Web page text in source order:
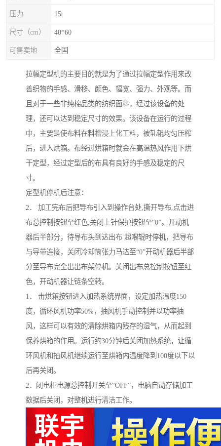
压力 15t
尺寸（cm） 40*60
可售卖地 全国
拉幅定型机的主要目的就是为了通过拉幅定型作用来改
善织物的手感、滑移、颜色、幅宽、强力、外观等。而
且对于一些非纯棉品类的纺织面料，经过该设备的处
理，还可以达到稳定尺寸的效果。该设备在运行的过程
中，主要是使布料在料槽浸上化工料，被轧辊均匀压榨
后，进入烘箱。布经过烘箱时就会在高温热风作用下烘
干定型，经过定型后的布具有良好的手感及稳定的尺
寸。
定型机停机后注意：
2． 加工完布后把导布引入到操作台处,撕开导布,点击进
布总控制按钮至红色,关闭上针保护按钮至“0”。开动机
器后半部分，待导布头到达出布 超喂辊时停机，把导布
与导带连接，关闭冷却筒张力马达至“0”开动机器后半部
分至导布完全出出布架停机。关闭出布总控制按钮至红
色，开动机器让链条空转。
1． 击烘箱按钮进入加热系统界面，设定加热温度150
度，循环风机功率50%，抽风机手动控制并以功率抽
风，这样可以有效的清除烘箱内残存的湿气，从而起到
保养烘箱的作用。运行约30分钟后关闭加热系统，让循
环风机和抽风机继续运行至烘箱内温度降到100度以下以
后再关闭。
2．闭电柜电源总控制开关至“OFF”，电脑自动存储加工
数据后关闭，对整机进行清洁工作。